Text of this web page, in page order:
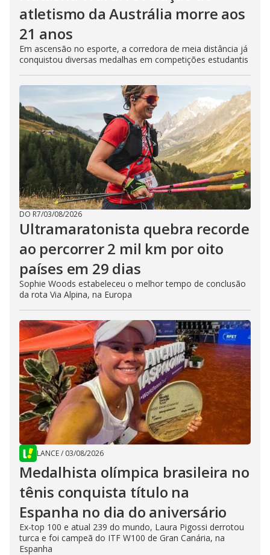
atletismo da Austrália morre aos
21 anos
Em ascensão no esporte, a corredora de meia distância já
conquistou diversas medalhas em competições estudantis
DO R7/03/08/2026
Ultramaratonista quebra recorde
ao percorrer 2 mil km por oito
países em 29 dias
Sophie Woods estabeleceu o melhor tempo de conclusão
da rota Via Alpina, na Europa
LANCE/ 03/08/2026
Medalhista olímpica brasileira no
tênis conquista título na
Espanha no dia do aniversário
Ex-top 100 e atual 239 do mundo, Laura Pigossi derrotou
turca e foi campeã do ITF W100 de Gran Canária, na
Espanha